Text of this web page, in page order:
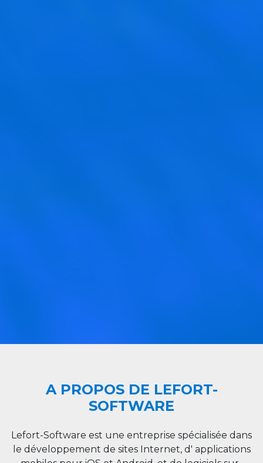
A PROPOS DE LEFORT-
SOFTWARE
Lefort-Software est une entreprise spécialisée dans
le développement de sites Internet, d' applications